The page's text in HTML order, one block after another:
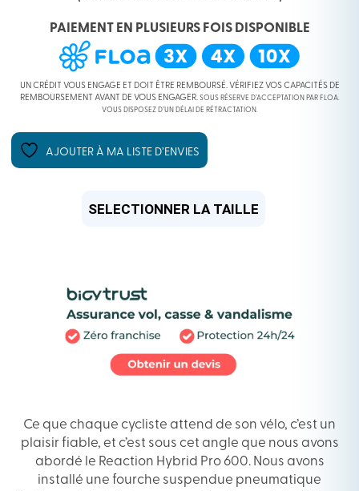
PAIEMENT EN PLUSIEURS FOIS DISPONIBLE
UN CRÉDIT VOUS ENGAGE ET DOIT ÊTRE REMBOURSÉ. VÉRIFIEZ VOS CAPACITÉS DE
REMBOURSEMENT AVANT DE VOUS ENGAGER. SOUS RÉSERVE D’ACCEPTATION PAR FLOA.
VOUS DISPOSEZ D’UN DÉLAI DE RÉTRACTATION.
AJOUTER À MA LISTE D’ENVIES
Ce que chaque cycliste attend de son vélo, c’est un
plaisir fiable, et c’est sous cet angle que nous avons
abordé le Reaction Hybrid Pro 600. Nous avons
installé une fourche suspendue pneumatique